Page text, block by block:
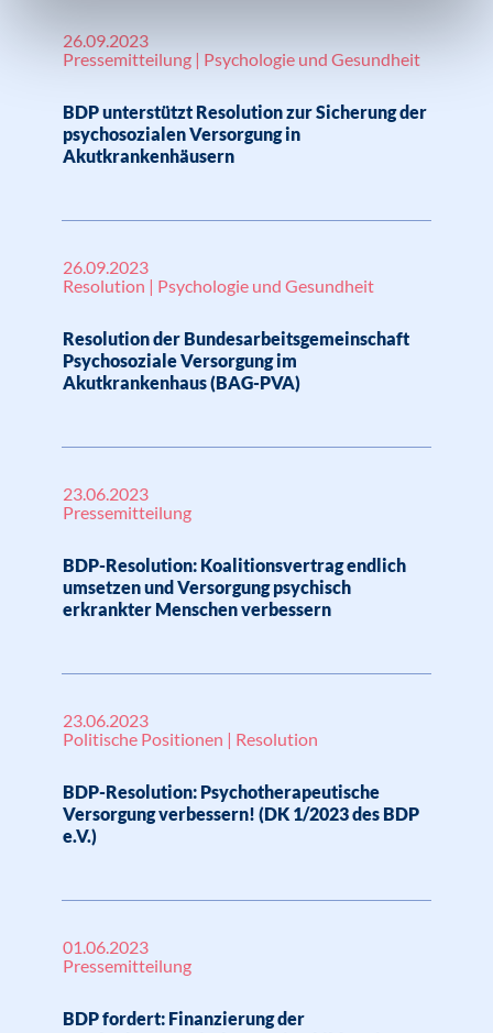
26.09.2023
Pressemitteilung | Psychologie und Gesundheit
BDP unterstützt Resolution zur Sicherung der
psychosozialen Versorgung in
Akutkrankenhäusern
26.09.2023
Resolution | Psychologie und Gesundheit
Resolution der Bundesarbeitsgemeinschaft
Psychosoziale Versorgung im
Akutkrankenhaus (BAG-PVA)
23.06.2023
Pressemitteilung
BDP-Resolution: Koalitionsvertrag endlich
umsetzen und Versorgung psychisch
erkrankter Menschen verbessern
23.06.2023
Politische Positionen | Resolution
BDP-Resolution: Psychotherapeutische
Versorgung verbessern! (DK 1/2023 des BDP
e.V.)
01.06.2023
Pressemitteilung
BDP fordert: Finanzierung der